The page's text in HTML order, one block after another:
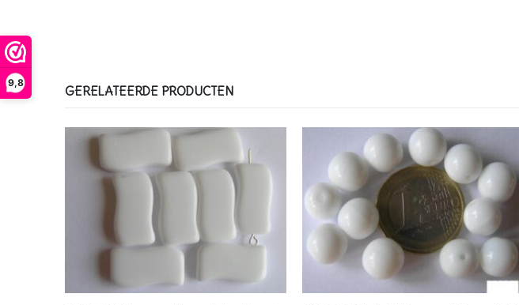
9,8
GERELATEERDE PRODUCTEN